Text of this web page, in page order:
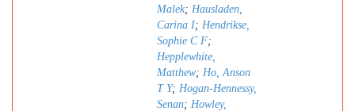
Malek; Hausladen,
Carina I; Hendrikse,
Sophie C F;
Hepplewhite,
Matthew; Ho, Anson
T Y; Hogan-Hennessy,
Senan; Howley,